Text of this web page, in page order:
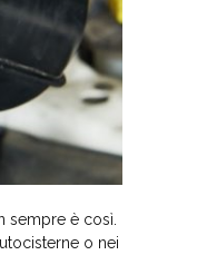
sempre è così.
o nei